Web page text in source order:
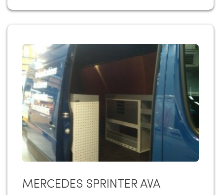
MERCEDES SPRINTER AVA